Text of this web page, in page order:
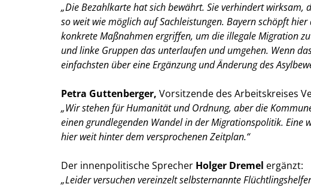
Die Bezahlkarte hat sich bewährt. Sie verhindert wirksam,
so weit wie möglich auf Sachleistungen. Bayern schöpft
konkrete Maßnahmen ergriffen, um die illegale Migration
und linke Gruppen das unterlaufen und umgehen. Wenn
einfachsten über eine Ergänzung und Änderung des
Petra Guttenberger, Vorsitzende des Arbeitskreises
Wir stehen für Humanität und Ordnung, aber die
einen grundlegenden Wandel in der Migrationspolitik. Eine
hier weit hinter dem versprochenen Zeitplan.“
Der innenpolitische Sprecher Holger Dremel ergänzt:
Leider versuchen vereinzelt selbsternannte